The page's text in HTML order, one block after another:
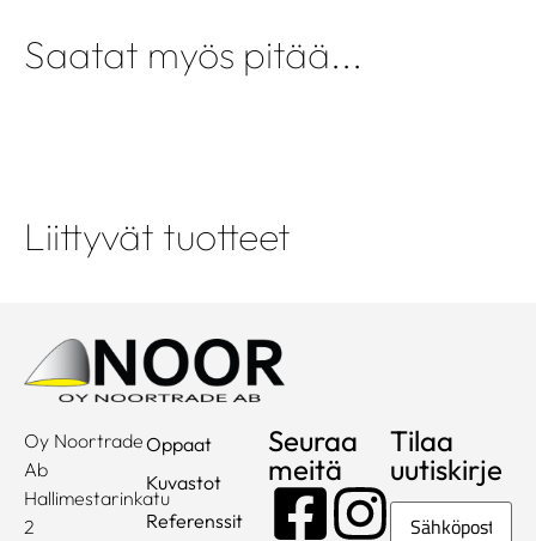
Saatat myös pitää...
Liittyvät tuotteet
Oy Noortrade
Ab
Hallimestarinkatu
2
Oppaat
Kuvastot
Referenssit
Seuraa
meitä
Tilaa
uutiskirje
Sähköposti